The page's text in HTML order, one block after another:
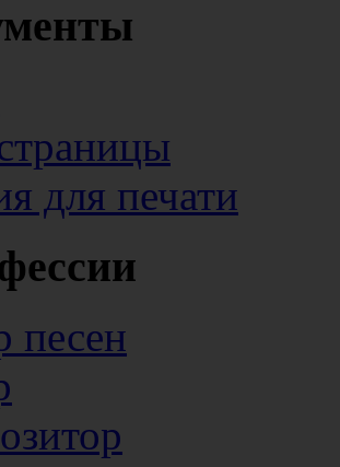
для печати
песен